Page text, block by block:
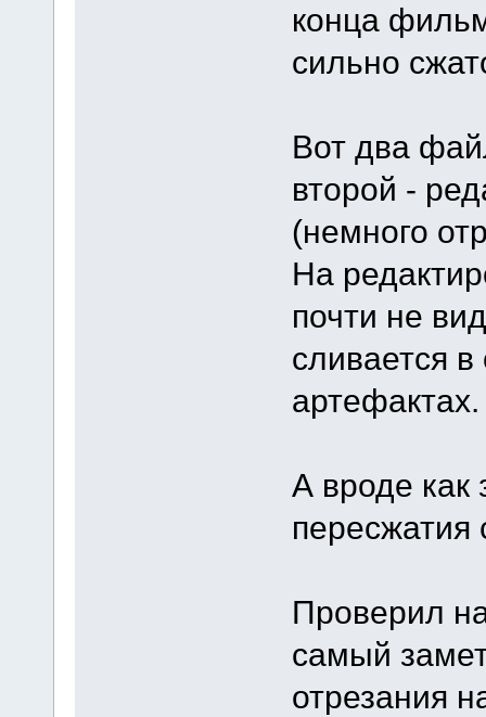
конца
сильно
Вот два
второй -
(немного
На
почти не
сливается
артефактах.
А вроде как
Проверил
самый
отрезания